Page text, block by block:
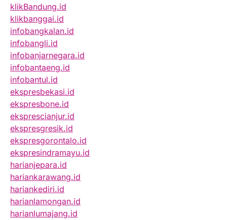
klikBandung.id
klikbanggai.id
infobangkalan.id
infobangli.id
infobanjarnegara.id
infobantaeng.id
infobantul.id
ekspresbekasi.id
ekspresbone.id
eksprescianjur.id
ekspresgresik.id
ekspresgorontalo.id
ekspresindramayu.id
harianjepara.id
hariankarawang.id
hariankediri.id
harianlamongan.id
harianlumajang.id